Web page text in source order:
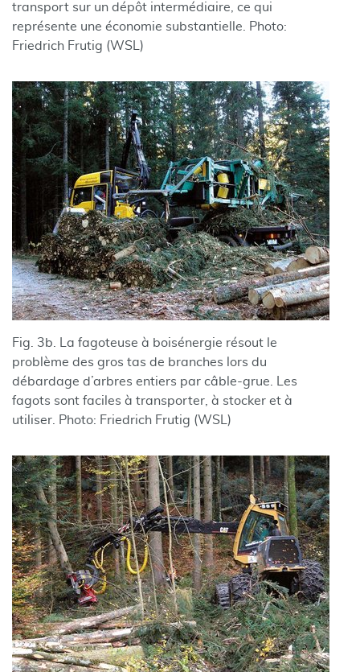
transport sur un dépôt intermédiaire, ce qui
représente une économie substantielle. Photo:
Friedrich Frutig (WSL)
Fig. 3b. La fagoteuse à boisénergie résout le
problème des gros tas de branches lors du
débardage d’arbres entiers par câble-grue. Les
fagots sont faciles à transporter, à stocker et à
utiliser. Photo: Friedrich Frutig (WSL)